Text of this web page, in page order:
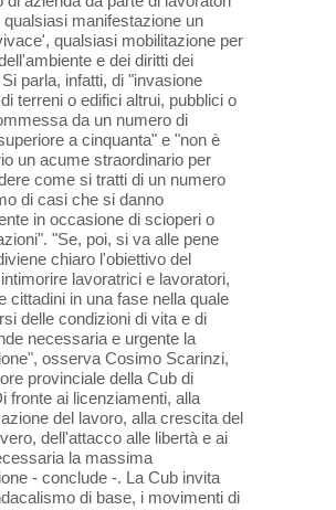
qualsiasi manifestazione un
qualsiasi mobilitazione per
e dei diritti dei
parla, infatti, di "invasione
terreni o edifici altrui, pubblici o
da un numero di
a cinquanta" e "non è
un acume straordinario per
come si tratti di un numero
di casi che si danno
in occasione di scioperi o
"Se, poi, si va alle pene
chiaro l'obiettivo del
lavoratrici e lavoratori,
cittadini in una fase nella quale
delle condizioni di vita e di
necessaria e urgente la
osserva Cosimo Scarinzi,
provinciale della Cub di
fronte ai licenziamenti, alla
del lavoro, alla crescita del
dell'attacco alle libertà e ai
la massima
- conclude -. La Cub invita
di base, i movimenti di